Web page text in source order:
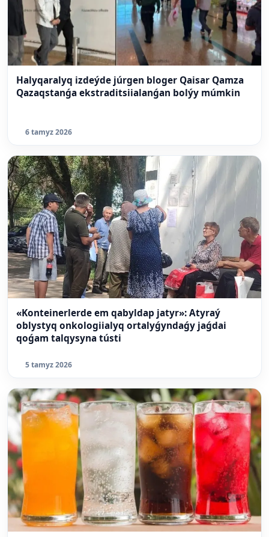
Halyqaralyq izdeýde júrgen bloger Qaisar Qamza
Qazaqstanǵa ekstraditsiialanǵan bolýy múmkin
6 tamyz 2026
«Konteinerlerde em qabyldap jatyr»: Atyraý
oblystyq onkologiialyq ortalyǵyndaǵy jaǵdai
qoǵam talqysyna tústi
5 tamyz 2026